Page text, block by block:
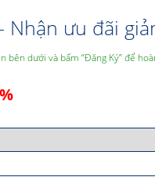
Nhận ưu đãi
bên dưới và bấm “Đăng Ký” để